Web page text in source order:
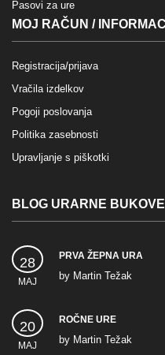
Pasovi za ure
MOJ RAČUN /
Registracija/prijava
Vračila izdelkov
Pogoji poslovanja
Politika zasebnosti
Upravljanje s piškotki
BLOG URARNE
28
MAJ
PRVA ŽEPNA URA
by Martin Težak
20
MAJ
ROČNE URE
by Martin Težak